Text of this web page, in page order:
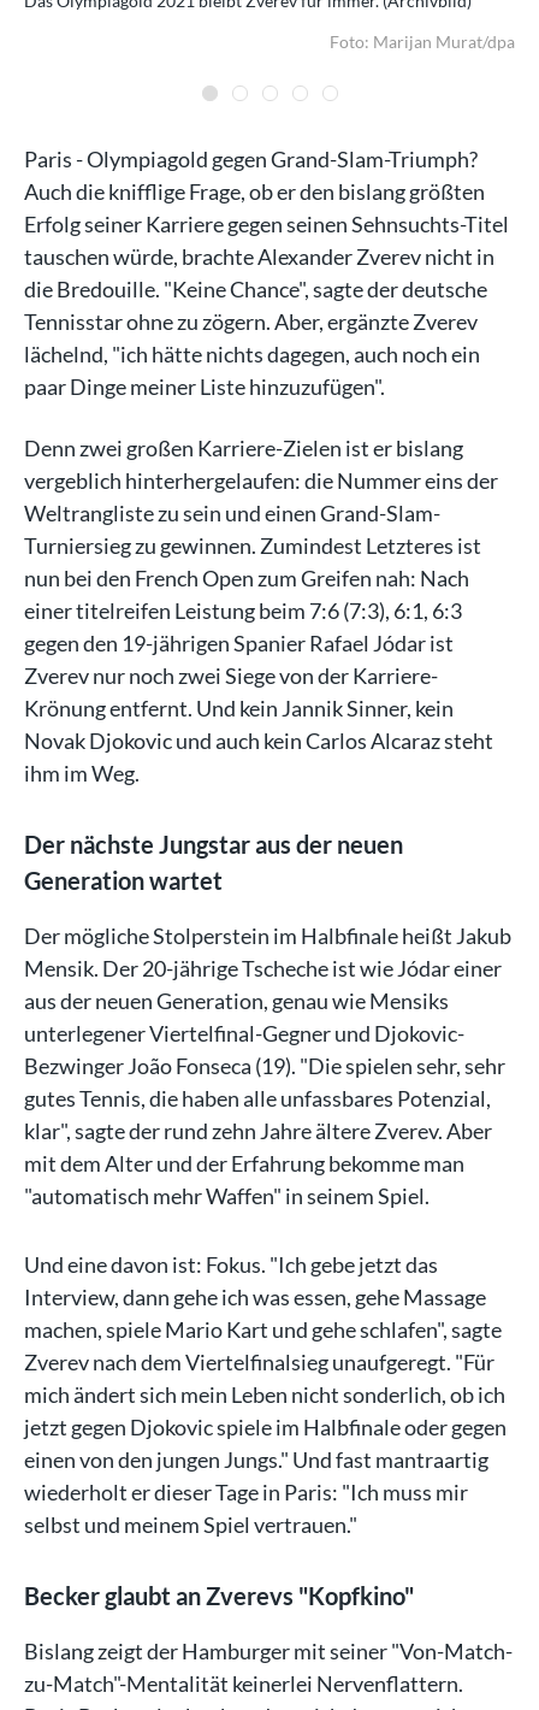
Foto: Marijan Murat/dpa
Paris - Olympiagold gegen Grand-Slam-Triumph?
Auch die knifflige Frage, ob er den bislang größten
Erfolg seiner Karriere gegen seinen Sehnsuchts-Titel
tauschen würde, brachte Alexander Zverev nicht in
die Bredouille. "Keine Chance", sagte der deutsche
Tennisstar ohne zu zögern. Aber, ergänzte Zverev
lächelnd, "ich hätte nichts dagegen, auch noch ein
paar Dinge meiner Liste hinzuzufügen".
Denn zwei großen Karriere-Zielen ist er bislang
vergeblich hinterhergelaufen: die Nummer eins der
Weltrangliste zu sein und einen Grand-Slam-
Turniersieg zu gewinnen. Zumindest Letzteres ist
nun bei den French Open zum Greifen nah: Nach
einer titelreifen Leistung beim 7:6 (7:3), 6:1, 6:3
gegen den 19-jährigen Spanier Rafael Jódar ist
Zverev nur noch zwei Siege von der Karriere-
Krönung entfernt. Und kein Jannik Sinner, kein
Novak Djokovic und auch kein Carlos Alcaraz steht
ihm im Weg.
Der nächste Jungstar aus der neuen
Generation wartet
Der mögliche Stolperstein im Halbfinale heißt Jakub
Mensik. Der 20-jährige Tscheche ist wie Jódar einer
aus der neuen Generation, genau wie Mensiks
unterlegener Viertelfinal-Gegner und Djokovic-
Bezwinger João Fonseca (19). "Die spielen sehr, sehr
gutes Tennis, die haben alle unfassbares Potenzial,
klar", sagte der rund zehn Jahre ältere Zverev. Aber
mit dem Alter und der Erfahrung bekomme man
"automatisch mehr Waffen" in seinem Spiel.
Und eine davon ist: Fokus. "Ich gebe jetzt das
Interview, dann gehe ich was essen, gehe Massage
machen, spiele Mario Kart und gehe schlafen", sagte
Zverev nach dem Viertelfinalsieg unaufgeregt. "Für
mich ändert sich mein Leben nicht sonderlich, ob ich
jetzt gegen Djokovic spiele im Halbfinale oder gegen
einen von den jungen Jungs." Und fast mantraartig
wiederholt er dieser Tage in Paris: "Ich muss mir
selbst und meinem Spiel vertrauen."
Becker glaubt an Zverevs "Kopfkino"
Bislang zeigt der Hamburger mit seiner "Von-Match-
zu-Match"-Mentalität keinerlei Nervenflattern.